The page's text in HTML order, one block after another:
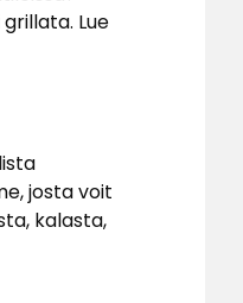
Lue
josta voit
kalasta,